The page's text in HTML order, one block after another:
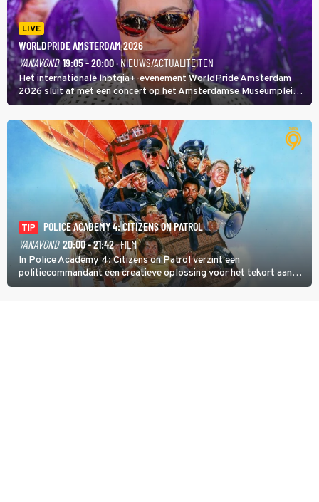
LIVE
WORLDPRIDE AMSTERDAM 2026
VANAVOND 19:05 - 20:00· NIEUWS/ACTUALITEITEN
Het internationale lhbtqia+-evenement WorldPride Amsterdam
2026 sluit af met een concert op het Amsterdamse Museumplein.
Anita Doth is een van de optredende artiesten. In de jaren 90
veroverde ze de wereld als zangeres van 2Unlimited.
TIP
POLICE ACADEMY 4: CITIZENS ON PATROL
VANAVOND 20:00 - 21:42· FILM
In Police Academy 4: Citizens on Patrol verzint een
politiecommandant een creatieve oplossing voor het tekort aan
agenten.